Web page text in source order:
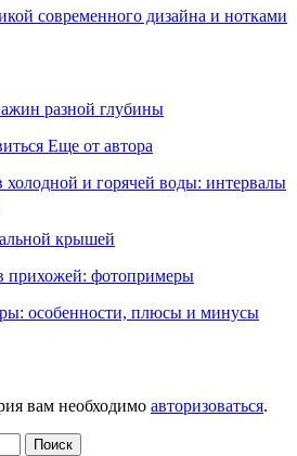
современного дизайна и нотками
разной глубины
Еще от автора
холодной и горячей воды: интервалы
крышей
прихожей: фотопримеры
особенности, плюсы и минусы
вам необходимо авторизоваться.